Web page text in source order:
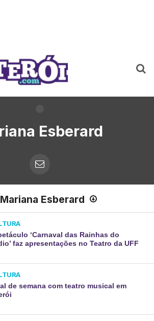
Esberard
Esberard
‘Carnaval das Rainhas do
faz apresentações no Teatro da UFF
de semana com teatro musical em